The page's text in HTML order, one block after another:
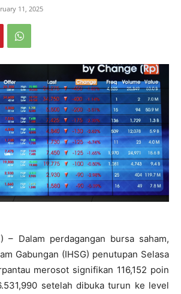
11, 2025
– Dalam perdagangan bursa saham,
Gabungan (IHSG) penutupan Selasa
merosot signifikan 116,152 poin
setelah dibuka turun ke level